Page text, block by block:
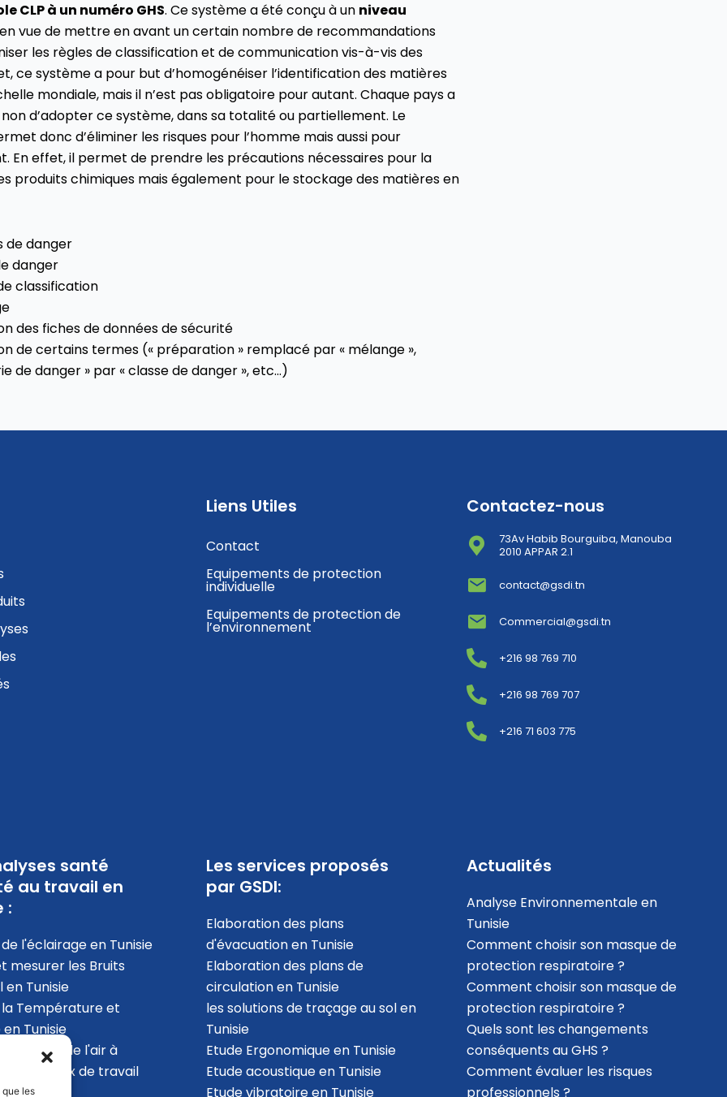
les
CLP à un numéro GHS. Ce système a été conçu à un niveau
en vue de mettre en avant un certain nombre de recommandations
les règles de classification et de communication vis-à-vis des
ce système a pour but d’homogénéiser l’identification des matières
mondiale, mais il n’est pas obligatoire pour autant. Chaque pays a
d’adopter ce système, dans sa totalité ou partiellement. Le
donc d’éliminer les risques pour l’homme mais aussi pour
En effet, il permet de prendre les précautions nécessaires pour la
produits chimiques mais également pour le stockage des matières en
de danger
danger
classification
des fiches de données de sécurité
de certains termes (« préparation » remplacé par « mélange »,
de danger » par « classe de danger », etc…)
Liens Utiles
Contact
Equipements de protection
individuelle
Equipements de protection de
l’environnement
Contactez-nous
73Av Habib Bourguiba, Manouba
2010 APPAR 2.1
contact@gsdi.tn
Commercial@gsdi.tn
+216 98 769 710
+216 98 769 707
+216 71 603 775
santé
au travail en
:
l'éclairage en Tunisie
mesurer les Bruits
en Tunisie
Température et
Tunisie
la qualité de l'air à
des locaux de travail
Les services proposés
par GSDI:
Elaboration des plans
d'évacuation​ en Tunisie
Elaboration des plans de
circulation en Tunisie
les solutions de traçage au sol en
Tunisie
Etude Ergonomique en Tunisie
Etude acoustique en Tunisie
Etude vibratoire en Tunisie
Actualités
Analyse Environnementale en
Tunisie
Comment choisir son masque de
protection respiratoire ?
Comment choisir son masque de
protection respiratoire ?
Quels sont les changements
conséquents au GHS ?
Comment évaluer les risques
professionnels ?